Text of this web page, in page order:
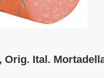
Orig. Ital.